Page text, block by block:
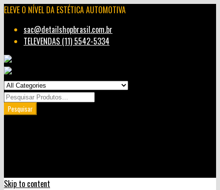
ELEVE O NÍVEL DA ESTÉTICA AUTOMOTIVA
sac@detailshopbrasil.com.br
TELEVENDAS (11) 5542-5334
Skip to content